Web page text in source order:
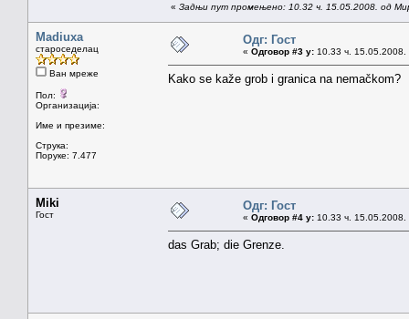
« Задњи пут промењено: 10.32 ч. 15.05.2008. од
Madiuxa
староседелац
Ван мреже
Пол:
Организација:
Име и презиме:
Струка:
Поруке: 7.477
Одг: Гост
« Одговор #3 у: 10.33 ч. 15.05.2008.
Kako se kaže grob i granica na nemačkom?
Miki
Гост
Одг: Гост
« Одговор #4 у: 10.33 ч. 15.05.2008.
das Grab; die Grenze.